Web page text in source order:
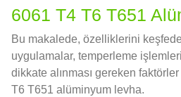
6061 T4 T6 T651
Bu makalede, özelliklerini
uygulamalar, temperleme
dikkate alınması gereken
T6 T651 alüminyum levha.